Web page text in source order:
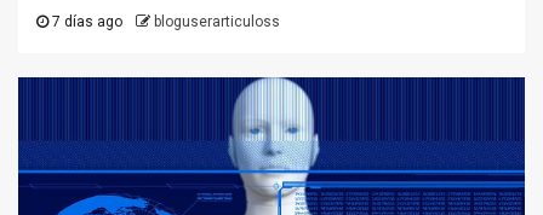
7 días ago bloguserarticuloss